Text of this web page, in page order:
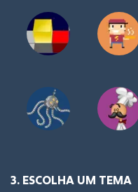
3. ESCOLHA UM TEMA